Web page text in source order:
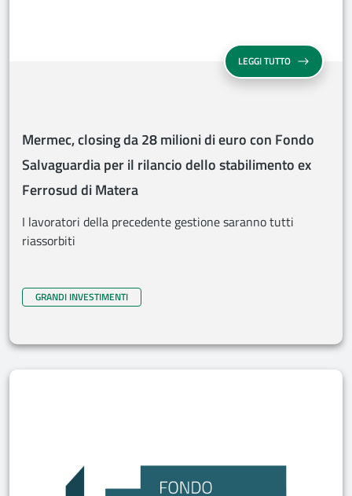
LEGGI TUTTOMERMEC,
Mermec, closing da 28 milioni di euro con Fondo
Salvaguardia per il rilancio dello stabilimento ex
Ferrosud di Matera
I lavoratori della precedente gestione saranno tutti
riassorbiti
GRANDI INVESTIMENTI